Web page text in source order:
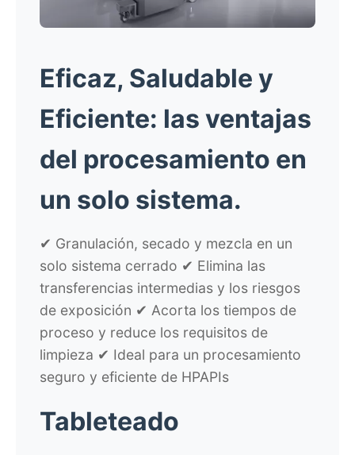
Eficaz, Saludable y
Eficiente: las ventajas
del procesamiento en
un solo sistema.
✔ Granulación, secado y mezcla en un
solo sistema cerrado ✔ Elimina las
transferencias intermedias y los riesgos
de exposición ✔ Acorta los tiempos de
proceso y reduce los requisitos de
limpieza ✔ Ideal para un procesamiento
seguro y eficiente de HPAPIs
Tableteado